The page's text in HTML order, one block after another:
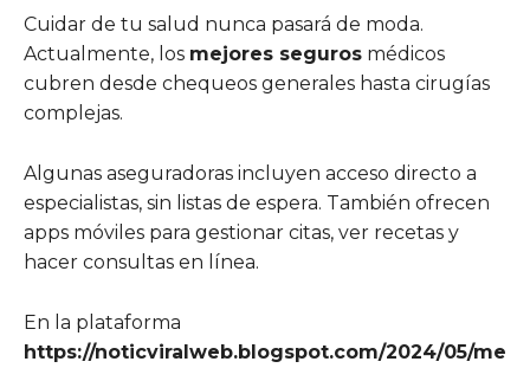
Cuidar de tu salud nunca pasará de moda.
Actualmente, los mejores seguros médicos
cubren desde chequeos generales hasta cirugías
complejas.
Algunas aseguradoras incluyen acceso directo a
especialistas, sin listas de espera. También ofrecen
apps móviles para gestionar citas, ver recetas y
hacer consultas en línea.
En la plataforma
https://noticviralweb.blogspot.com/2024/05/me